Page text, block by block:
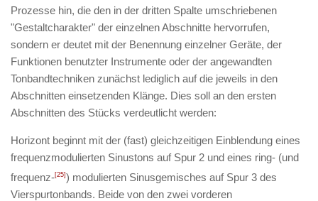
Prozesse hin, die den in der dritten Spalte umschriebenen
"Gestaltcharakter" der einzelnen Abschnitte hervorrufen,
sondern er deutet mit der Benennung einzelner Geräte, der
Funktionen benutzter Instrumente oder der angewandten
Tonbandtechniken zunächst lediglich auf die jeweils in den
Abschnitten einsetzenden Klänge. Dies soll an den ersten
Abschnitten des Stücks verdeutlicht werden:
Horizont beginnt mit der (fast) gleichzeitigen Einblendung eines
frequenzmodulierten Sinustons auf Spur 2 und eines ring- (und
frequenz-[25] ) modulierten Sinusgemisches auf Spur 3 des
Vierspurtonbands. Beide von den zwei vorderen